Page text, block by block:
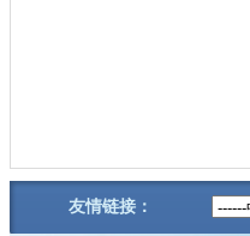
友情链接：